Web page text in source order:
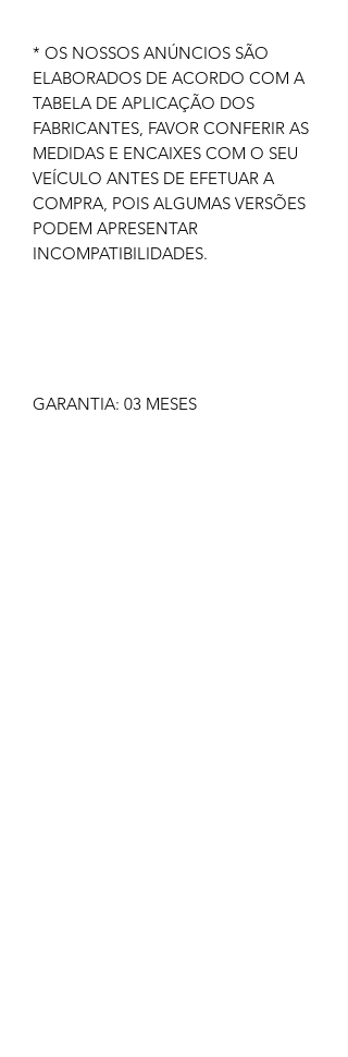
* OS NOSSOS ANÚNCIOS SÃO
ELABORADOS DE ACORDO COM A
TABELA DE APLICAÇÃO DOS
FABRICANTES, FAVOR CONFERIR AS
MEDIDAS E ENCAIXES COM O SEU
VEÍCULO ANTES DE EFETUAR A
COMPRA, POIS ALGUMAS VERSÕES
PODEM APRESENTAR
INCOMPATIBILIDADES.
GARANTIA: 03 MESES